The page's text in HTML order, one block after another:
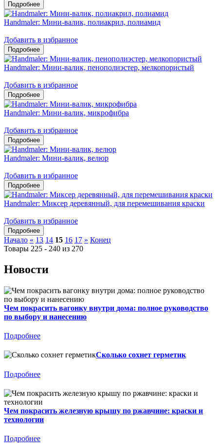
Handmaler: Мини-валик, полиакрил, полиамид
Добавить в избранное
Handmaler: Мини-валик, пенополиэстер, мелкопористый
Добавить в избранное
Handmaler: Мини-валик, микрофибра
Добавить в избранное
Handmaler: Мини-валик, велюр
Добавить в избранное
Handmaler: Миксер деревянный, для перемешивания краски
Добавить в избранное
Начало « 13 14 15 16 17 » Конец
Товары 225 - 240 из 270
Новости
Чем покрасить вагонку внутри дома: полное руководство
по выбору и нанесению
Подробнее
Сколько сохнет герметик
Подробнее
Чем покрасить железную крышу по ржавчине: краски и
технологии
Подробнее